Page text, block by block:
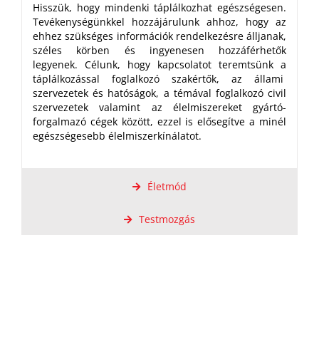
Hisszük, hogy mindenki táplálkozhat egészségesen.
Tevékenységünkkel hozzájárulunk ahhoz, hogy az
ehhez szükséges információk rendelkezésre álljanak,
széles körben és ingyenesen hozzáférhetők
legyenek. Célunk, hogy kapcsolatot teremtsünk a
táplálkozással foglalkozó szakértők, az állami
szervezetek és hatóságok, a témával foglalkozó civil
szervezetek valamint az élelmiszereket gyártó-
forgalmazó cégek között, ezzel is elősegítve a minél
egészségesebb élelmiszerkínálatot.
Életmód
Testmozgás